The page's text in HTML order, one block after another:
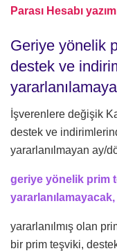
Parası Hesabı
Geriye yönelik
destek ve
İşverenlere değişik
destek ve
yararlanılmayan ay/
geriye yönelik prim
yararlanılamayacak,
yararlanılmış olan
bir prim teşviki,